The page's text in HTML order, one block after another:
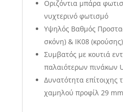
Οριζόντια μπάρα
νυχτερινό φωτισμό
Υψηλός Βαθμός
σκόνη) & IK08
Συμβατός με κουτιά
παλαιότερων πινάκων
Δυνατότητα επίτοιχης
χαμηλού προφίλ 29 mm